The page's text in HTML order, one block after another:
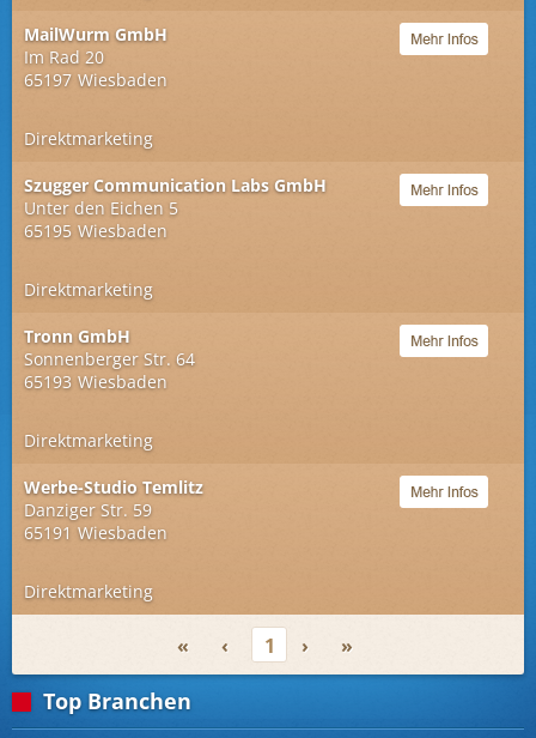
MailWurm GmbH
Im Rad 20
65197 Wiesbaden
Direktmarketing
Szugger Communication Labs GmbH
Unter den Eichen 5
65195 Wiesbaden
Direktmarketing
Tronn GmbH
Sonnenberger Str. 64
65193 Wiesbaden
Direktmarketing
Werbe-Studio Temlitz
Danziger Str. 59
65191 Wiesbaden
Direktmarketing
« ‹ 1 › »
Top Branchen